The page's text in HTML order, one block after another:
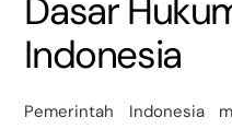
Dasar
Indonesia
Pemerintah Indonesia